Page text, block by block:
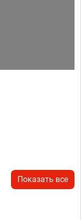
Показать все